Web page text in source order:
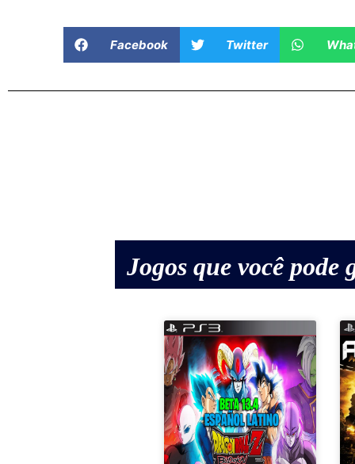
Facebook Twitter
Jogos que você pode